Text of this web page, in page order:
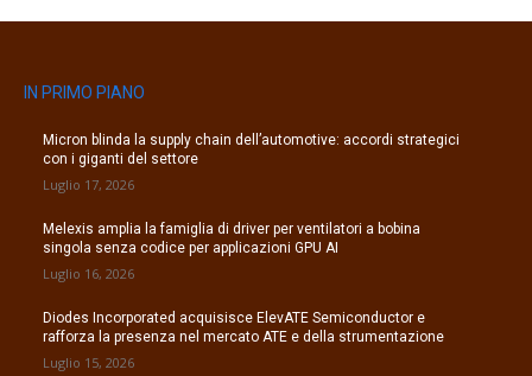
IN PRIMO PIANO
Micron blinda la supply chain dell’automotive: accordi strategici
con i giganti del settore
Luglio 17, 2026
Melexis amplia la famiglia di driver per ventilatori a bobina
singola senza codice per applicazioni GPU AI
Luglio 16, 2026
Diodes Incorporated acquisisce ElevATE Semiconductor e
rafforza la presenza nel mercato ATE e della strumentazione
Luglio 15, 2026